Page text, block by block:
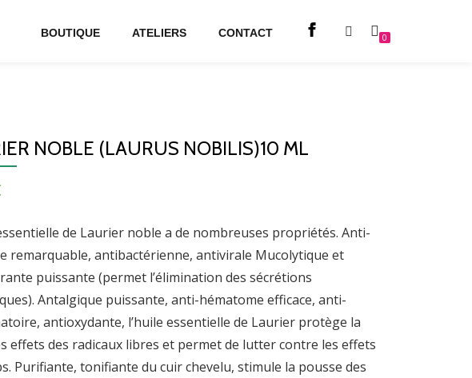
BOUTIQUE ATELIERS CONTACT 0
NOBLE (LAURUS NOBILIS)10 ML
de Laurier noble a de nombreuses propriétés. Anti-
remarquable, antibactérienne, antivirale Mucolytique et
puissante (permet l’élimination des sécrétions
Antalgique puissante, anti-hématome efficace, anti-
antioxydante, l’huile essentielle de Laurier protège la
effets des radicaux libres et permet de lutter contre les effets
Purifiante, tonifiante du cuir chevelu, stimule la pousse des